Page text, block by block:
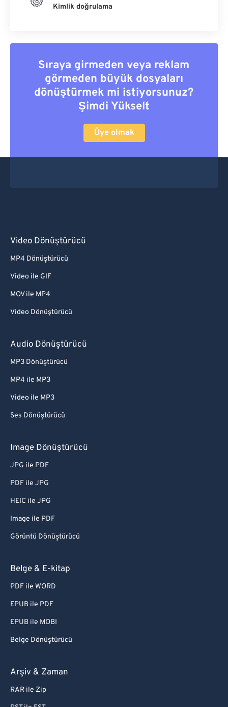
Kimlik doğrulama
Sıraya girmeden veya reklam
görmeden büyük dosyaları
dönüştürmek mi istiyorsunuz?
Şimdi Yükselt
Üye olmak
Video Dönüştürücü
MP4 Dönüştürücü
Video ile GIF
MOV ile MP4
Video Dönüştürücü
Audio Dönüştürücü
MP3 Dönüştürücü
MP4 ile MP3
Video ile MP3
Ses Dönüştürücü
Image Dönüştürücü
JPG ile PDF
PDF ile JPG
HEIC ile JPG
Image ile PDF
Görüntü Dönüştürücü
Belge & E-kitap
PDF ile WORD
EPUB ile PDF
EPUB ile MOBI
Belge Dönüştürücü
Arşiv & Zaman
RAR ile Zip